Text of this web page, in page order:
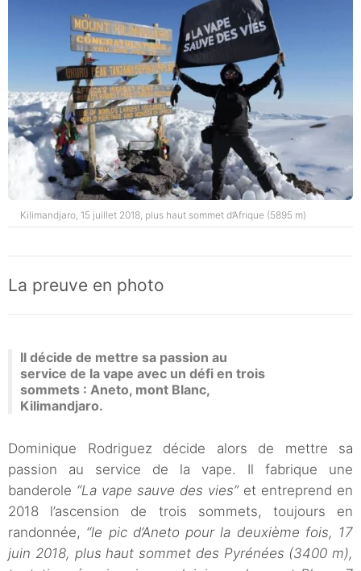
Kilimandjaro, 15 juillet 2018, plus haut sommet d’Afrique (5895 m)
La preuve en photo
Il décide de mettre sa passion au
service de la vape avec un défi en trois
sommets : Aneto, mont Blanc,
Kilimandjaro.
Dominique Rodriguez décide alors de mettre sa
passion au service de la vape. Il fabrique une
banderole “La vape sauve des vies”et entreprend en
2018 l’ascension de trois sommets, toujours en
randonnée, “le pic d’Aneto pour la deuxième fois, 17
juin 2018, plus haut sommet des Pyrénées (3400 m),